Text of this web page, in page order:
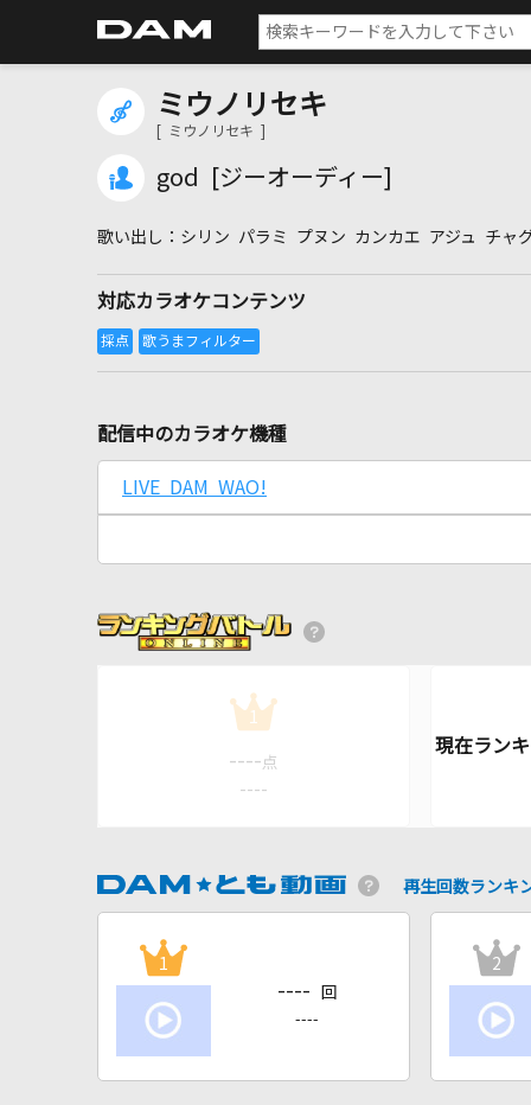
ミウノリセキ
[ ミウノリセキ ]
god [ジーオーディー]
シリン パラミ プヌン カンカエ アジュ チャ
対応カラオケコンテンツ
配信中のカラオケ機種
LIVE DAM WAO!
1
---- 点
----
再生回数ランキ
1
---- 回
----
2